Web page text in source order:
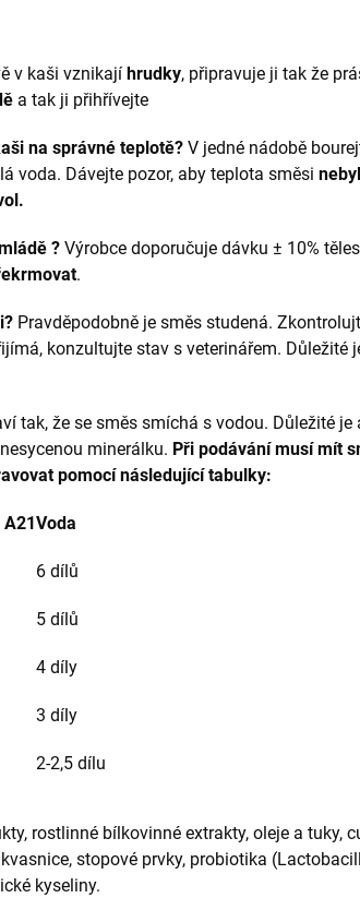
v kaši vznikají hrudky, připravuje ji tak že
a tak ji přihřívejte
na správné teplotě? V jedné nádobě
voda. Dávejte pozor, aby teplota směsi
? Výrobce doporučuje dávku ± 10%
.
Pravděpodobně je směs studená.
konzultujte stav s veterinářem. Důležité
tak, že se směs smíchá s vodou. Důležité je
minerálku. Při podávání musí mít
pomocí následující tabulky:
Voda
6 dílů
5 dílů
4 díly
3 díly
2-2,5 dílu
rostlinné bílkovinné extrakty, oleje a tuky,
stopové prvky, probiotika
kyseliny.